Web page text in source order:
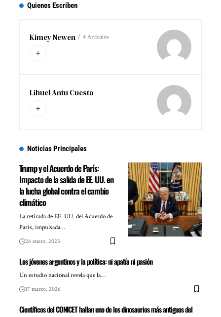
Quienes Escriben
Kimey Newen 4 Artículos
Lihuel Antu Cuesta
Noticias Principales
Trump y el Acuerdo de París:
Impacto de la salida de EE. UU. en
la lucha global contra el cambio
climático
La retirada de EE. UU. del Acuerdo de
París, impulsada…
26 enero, 2025
Los jóvenes argentinos y la política: ni apatía ni pasión
Un estudio nacional revela que la…
17 marzo, 2026
Científicos del CONICET hallan uno de los dinosaurios más antiguos del